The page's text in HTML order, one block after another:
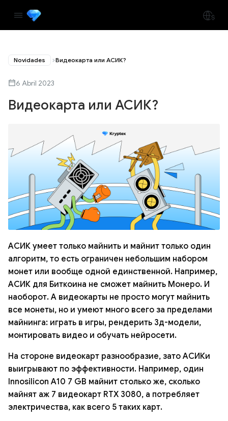
Novidades Видеокарта или АСИК?
6 Abril 2023
Видеокарта или АСИК?
АСИК умеет только майнить и майнит только один
алгоритм, то есть ограничен небольшим набором
монет или вообще одной единственной. Например,
АСИК для Биткоина не сможет майнить Монеро. И
наоборот. А видеокарты не просто могут майнить
все монеты, но и умеют много всего за пределами
майнинга: играть в игры, рендерить 3д-модели,
монтировать видео и обучать нейросети.
На стороне видеокарт разнообразие, зато АСИКи
выигрывают по эффективности. Например, один
Innosilicon A10 7 GB майнит столько же, сколько
майнят аж 7 видеокарт RTX 3080, а потребляет
электричества, как всего 5 таких карт.